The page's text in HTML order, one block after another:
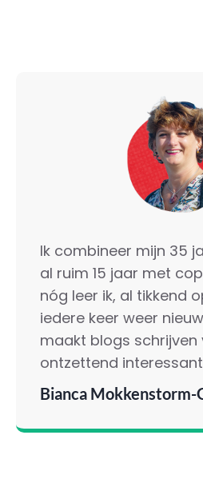
Ik combineer mijn 35
al ruim 15 jaar met
nóg leer ik, al tikkend
iedere keer weer
maakt blogs schrijven
ontzettend
Bianca Mokkenstorm-